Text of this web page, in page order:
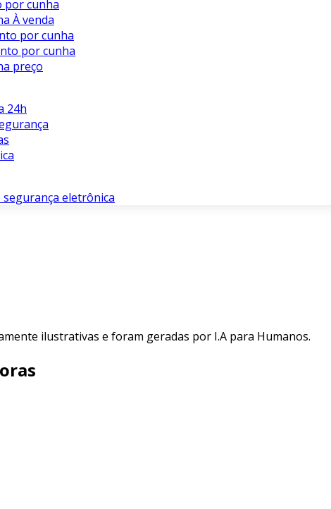
por cunha
À venda
por cunha
por cunha
preço
24h
eletrônica
ilustrativas e foram geradas por I.A para Humanos.